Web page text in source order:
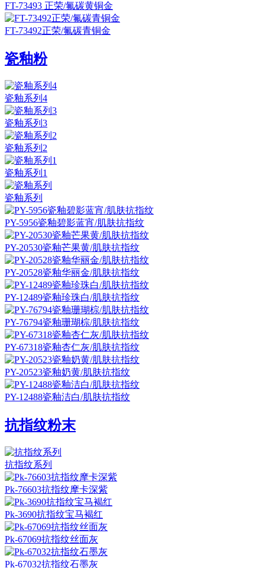
FT-73493 正荣/氟碳黄铜金
FT-73492正荣/氟碳青铜金
瓷釉粉
瓷釉系列4
瓷釉系列3
瓷釉系列2
瓷釉系列1
瓷釉系列
PY-5956瓷釉碧影蓝宵/肌肤抗指纹
PY-20530瓷釉芒果黄/肌肤抗指纹
PY-20528瓷釉华丽金/肌肤抗指纹
PY-12489瓷釉珍珠白/肌肤抗指纹
PY-76794瓷釉珊瑚棕/肌肤抗指纹
PY-67318瓷釉杏仁灰/肌肤抗指纹
PY-20523瓷釉奶黄/肌肤抗指纹
PY-12488瓷釉洁白/肌肤抗指纹
抗指纹粉末
抗指纹系列
Pk-76603抗指纹摩卡深紫
Pk-3690抗指纹宝马褐红
Pk-67069抗指纹丝面灰
Pk-67032抗指纹石墨灰